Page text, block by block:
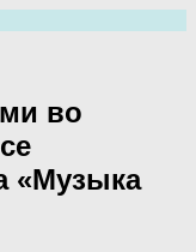
во
«Музыка